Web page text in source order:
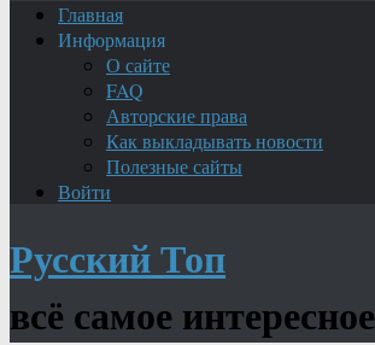
Главная
Информация
О сайте
FAQ
Авторские права
Как выкладывать новости
Полезные сайты
Войти
Русский Топ
всё самое интересное